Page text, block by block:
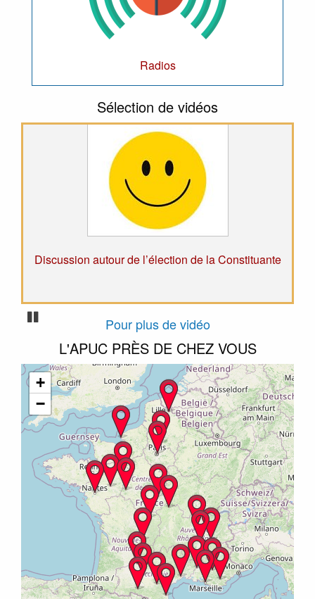
Radios
Sélection de vidéos
Une vraie Constituante face à la crise
Pour plus de vidéo
L'APUC PRÈS DE CHEZ VOUS
+
−